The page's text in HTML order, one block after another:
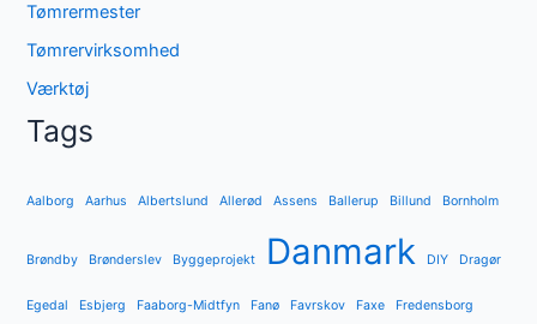
Tømrermester
Tømrervirksomhed
Værktøj
Tags
Aalborg Aarhus Albertslund Allerød Assens Ballerup Billund Bornholm
Brøndby Brønderslev Byggeprojekt Danmark DIY Dragør
Egedal Esbjerg Faaborg-Midtfyn Fanø Favrskov Faxe Fredensborg